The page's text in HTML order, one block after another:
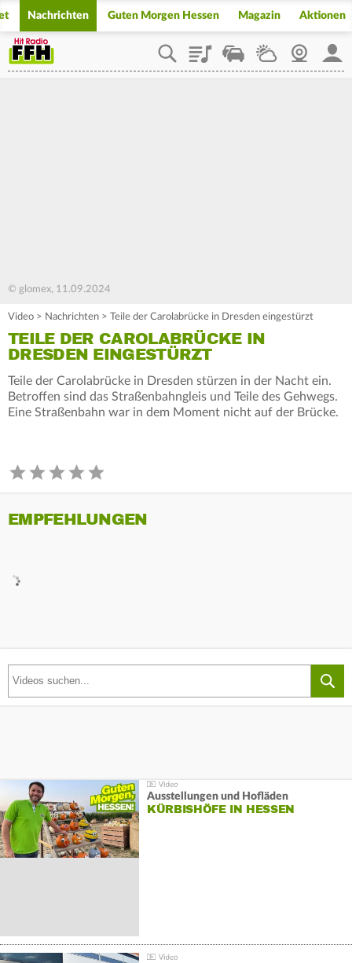
Nachrichten Guten Morgen Hessen Magazin Aktionen
PlaylistStaupilotWetterWebcam
© glomex, 11.09.2024
Video > Nachrichten > Teile der Carolabrücke in Dresden eingestürzt
TEILE DER CAROLABRÜCKE IN
DRESDEN EINGESTÜRZT
Teile der Carolabrücke in Dresden stürzen in der Nacht ein.
Betroffen sind das Straßenbahngleis und Teile des Gehwegs.
Eine Straßenbahn war in dem Moment nicht auf der Brücke.
EMPFEHLUNGEN
Ausstellungen und Hofläden
KÜRBISHÖFE IN HESSEN